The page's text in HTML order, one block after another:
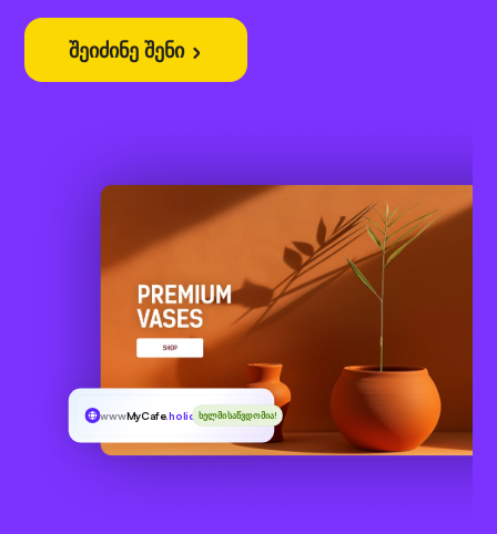
შეიძინე შენი
wwwMyCafe.holidayხელმისაწვდომია!